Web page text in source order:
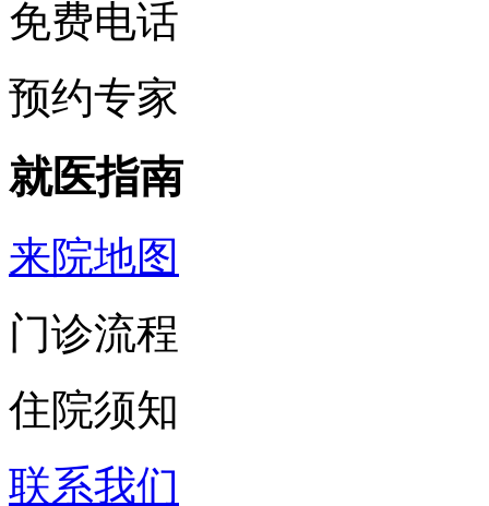
免费电话
预约专家
就医指南
来院地图
门诊流程
住院须知
联系我们